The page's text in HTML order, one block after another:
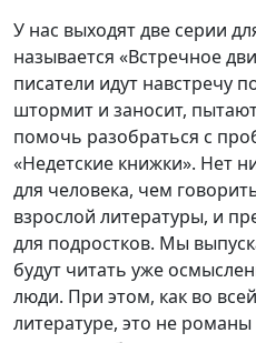
У нас выходят две серии
называется «Встречное
писатели идут навстречу
штормит и заносит,
помочь разобраться с
«Недетские книжки». Нет
для человека, чем
взрослой литературы, и
для подростков. Мы
будут читать уже
люди. При этом, как во
литературе, это не